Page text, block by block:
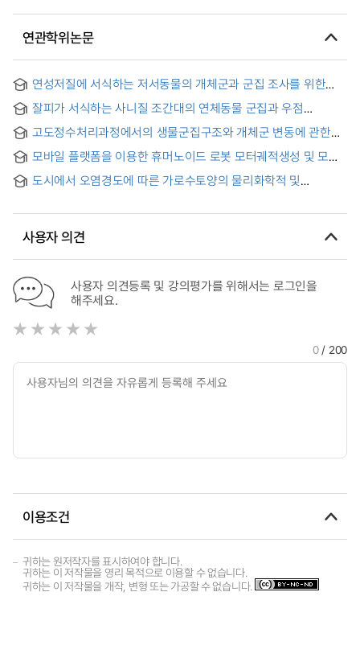
연관학위논문
연성저질에 서식하는 저서동물의 개체군과 군집 조사를 위한
채집면적의 결정 = Determination of the sampling area for
the population and community study of marine benthos in
soft bottoms
잘피가 서식하는 사니질 조간대의 연체동물 군집과 우점
개체군의 특성 = Characteristics of mollusk community &
dominant species populations in muddy sand intertidal
zone of seagrass zostera community
고도정수처리과정에서의 생물군집구조와 개체군 변동에 관한
연구
모바일 플랫폼을 이용한 휴머노이드 로봇 모터궤적생성 및 모션
제어 = Humanoid Robot Motor Trajectory Generation Using
Mobile Platform and Motion Control
도시에서 오염경도에 따른 가로수토양의 물리화학적 및
사용자 의견
사용자 의견등록 및 강의평가를 위해서는 로그인을
해주세요.
0/ 200
이용조건
귀하는 원저작자를 표시하여야 합니다.
귀하는 이 저작물을 영리 목적으로 이용할 수 없습니다.
귀하는 이 저작물을 개작, 변형 또는 가공할 수 없습니다.